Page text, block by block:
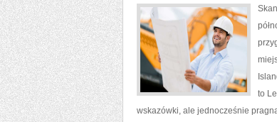
to
wskazówki, ale jednocześnie